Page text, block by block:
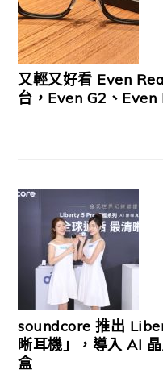
又輕又好看 Even
台，Even G2、Even
soundcore 推出
晰耳機」，導入 AI
盒